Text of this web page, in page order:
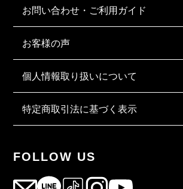
お問い合わせ・ご利用ガイド
お客様の声
個人情報取り扱いについて
特定商取引法に基づく表示
FOLLOW US